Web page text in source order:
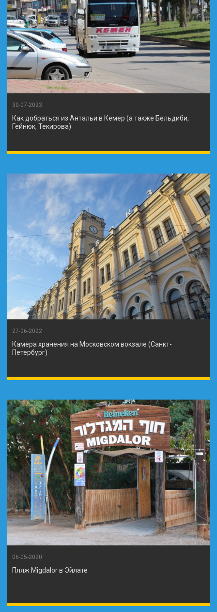
30-07-2023
Как добраться из Антальи в Кемер (а также Бельдиби,
Гейнюк, Текирова)
27-06-2022
Камера хранения на Московском вокзале (Санкт-
Петербург)
06-05-2020
Пляж Migdalor в Эйлате